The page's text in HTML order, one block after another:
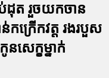
ដុត រួចយកចាន
ក្រើកវត្ត រងរបួស
សេក្ខម្នាក់